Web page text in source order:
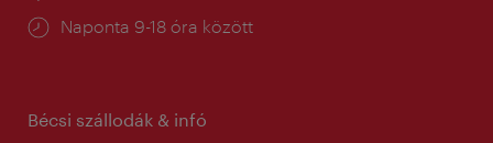
Nyitva
Naponta 9-18 óra között
Bécsi szállodák & infó